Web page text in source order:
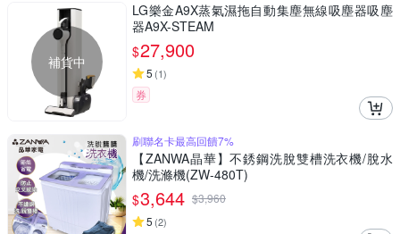
補貨中
LG樂金A9X蒸氣濕拖自動集塵無線吸塵器吸塵
器A9X-STEAM
$27,900
5 (1)
券
刷聯名卡最高回饋7%
【ZANWA晶華】不銹鋼洗脫雙槽洗衣機/脫水
機/洗滌機(ZW-480T)
$3,644 $3,960
5 (2)